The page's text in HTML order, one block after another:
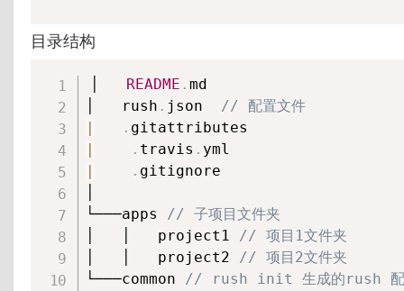
目录结构
README . md
│   rush . json // 配置文件
|
.
|
. travis .
|
. gitignore
└───apps // 子项目文件夹
│   │   project1 // 项目1文件夹
│   │   project2 // 项目2文件夹
└───common // rush init 生成的rush 配